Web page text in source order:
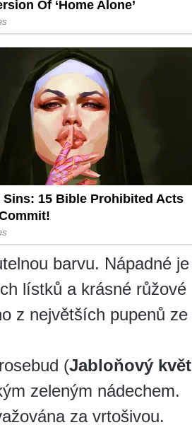
barvu. Nápadné je
lístků a krásné růžové
z největších pupenů ze
(Jabloňový květ
zeleným nádechem.
za vrtošivou.